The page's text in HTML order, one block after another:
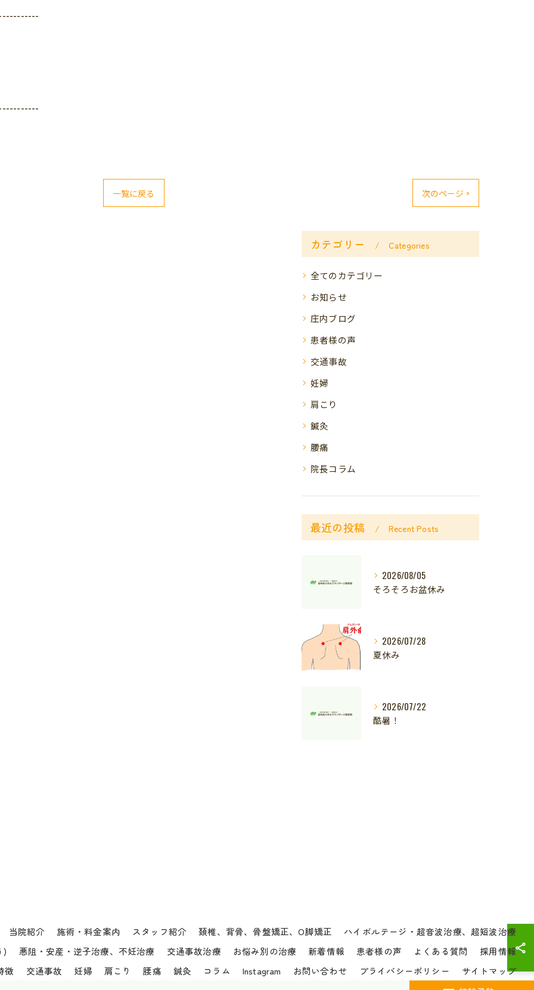
一覧に戻る 次のページ >
カテゴリー Categories
全てのカテゴリー
お知らせ
庄内ブログ
患者様の声
交通事故
妊婦
肩こり
鍼灸
腰痛
院長コラム
最近の投稿 Recent Posts
2026/08/05
そろそろお盆休み
2026/07/28
夏休み
2026/07/22
酷暑！
当院紹介 施術・料金案内 スタッフ紹介 頚椎、背骨、骨盤矯正、O脚矯正
ハイボルテージ・超音波治療、超短波治療
)
悪阻・安産・逆子治療、不妊治療 交通事故治療 お悩み別の治療 新着情報 患者様の声 よくある質問
採用情報
徴
交通事故 妊婦 肩こり 腰痛 鍼灸 コラム Instagram お問い合わせ プライバシーポリシー サイトマップ